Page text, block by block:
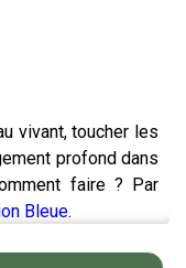
vivant, toucher les
profond dans
faire ? Par
Bleue.